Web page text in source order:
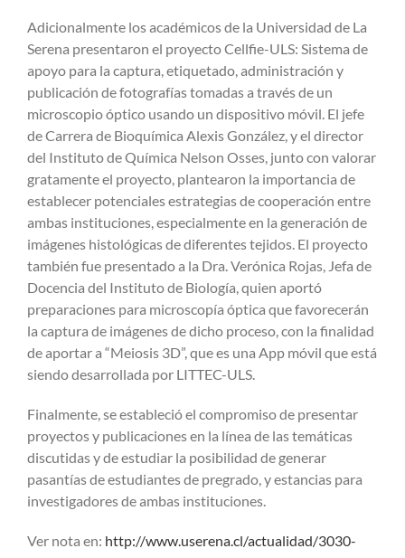
Adicionalmente los académicos de la Universidad de La
Serena presentaron el proyecto Cellfie-ULS: Sistema de
apoyo para la captura, etiquetado, administración y
publicación de fotografías tomadas a través de un
microscopio óptico usando un dispositivo móvil. El jefe
de Carrera de Bioquímica Alexis González, y el director
del Instituto de Química Nelson Osses, junto con valorar
gratamente el proyecto, plantearon la importancia de
establecer potenciales estrategias de cooperación entre
ambas instituciones, especialmente en la generación de
imágenes histológicas de diferentes tejidos. El proyecto
también fue presentado a la Dra. Verónica Rojas, Jefa de
Docencia del Instituto de Biología, quien aportó
preparaciones para microscopía óptica que favorecerán
la captura de imágenes de dicho proceso, con la finalidad
de aportar a “Meiosis 3D”, que es una App móvil que está
siendo desarrollada por LITTEC-ULS.
Finalmente, se estableció el compromiso de presentar
proyectos y publicaciones en la línea de las temáticas
discutidas y de estudiar la posibilidad de generar
pasantías de estudiantes de pregrado, y estancias para
investigadores de ambas instituciones.
Ver nota en: http://www.userena.cl/actualidad/3030-